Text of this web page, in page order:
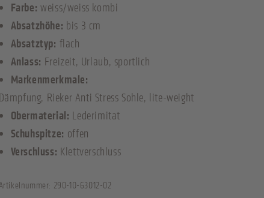
Farbe: weiss/weiss kombi
Absatzhöhe: bis 3 cm
Absatztyp: flach
Anlass: Freizeit, Urlaub, sportlich
Markenmerkmale:
Dämpfung, Rieker Anti Stress Sohle, lite-weight
Obermaterial: Lederimitat
Schuhspitze: offen
Verschluss: Klettverschluss
290-10-63012-02